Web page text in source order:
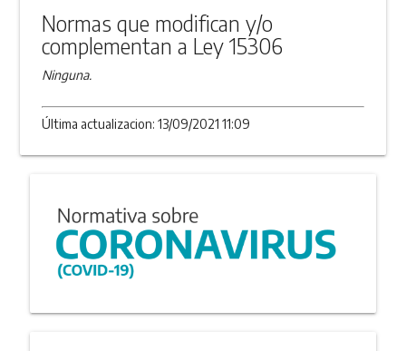
Normas que modifican y/o
complementan a Ley 15306
Ninguna.
Última actualizacion: 13/09/2021 11:09